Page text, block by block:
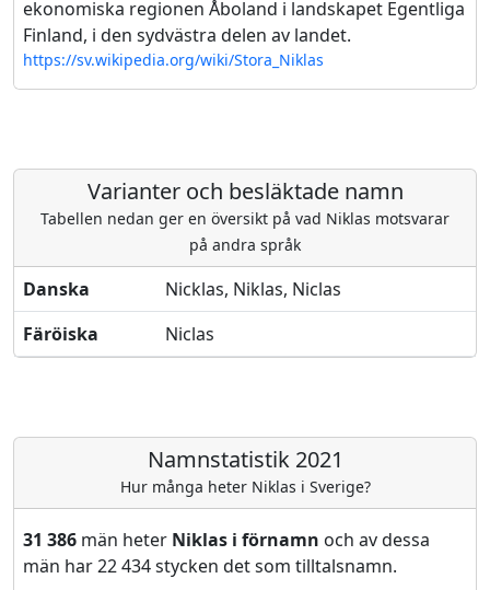
ekonomiska regionen Åboland i landskapet Egentliga
Finland, i den sydvästra delen av landet.
https://sv.wikipedia.org/wiki/Stora_Niklas
Varianter och besläktade namn
Tabellen nedan ger en översikt på vad Niklas motsvarar
på andra språk
Danska
Nicklas, Niklas, Niclas
Färöiska
Niclas
Namnstatistik 2021
Hur många heter Niklas i Sverige?
31 386 män heter Niklas i förnamn och av dessa
män har 22 434 stycken det som tilltalsnamn.